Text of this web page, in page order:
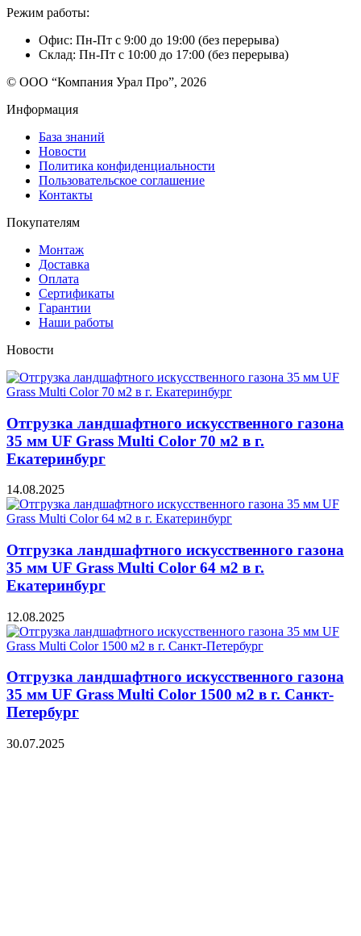
Режим работы:
Офис: Пн-Пт с 9:00 до 19:00 (без перерыва)
Склад: Пн-Пт с 10:00 до 17:00 (без перерыва)
© ООО “Компания Урал Про”, 2026
Информация
База знаний
Новости
Политика конфиденциальности
Пользовательское соглашение
Контакты
Покупателям
Монтаж
Доставка
Оплата
Сертификаты
Гарантии
Наши работы
Новости
Отгрузка ландшафтного искусственного газона
35 мм UF Grass Multi Color 70 м2 в г.
Екатеринбург
14.08.2025
Отгрузка ландшафтного искусственного газона
35 мм UF Grass Multi Color 64 м2 в г.
Екатеринбург
12.08.2025
Отгрузка ландшафтного искусственного газона
35 мм UF Grass Multi Color 1500 м2 в г. Санкт-
Петербург
30.07.2025